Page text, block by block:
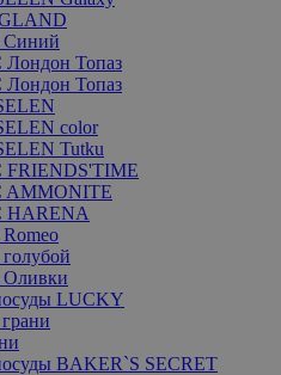
Синий
Топаз
Топаз
color
Tutku
AMMONITE
HARENA
LUCKY
BAKER`S SECRET